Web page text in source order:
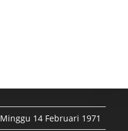
14 Februari 1971